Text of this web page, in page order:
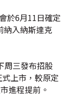
於6月11日確定
納入納斯達克
周三發布招股
上市，較原定
進程提前。